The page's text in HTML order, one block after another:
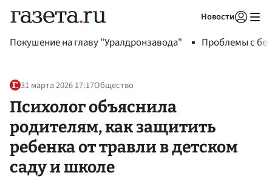
Новости
Покушение на главу "Уралдронзавода" Проблемы с
31 марта 2026 17:17Общество
Психолог объяснила
родителям, как защитить
ребенка от травли в детском
саду и школе